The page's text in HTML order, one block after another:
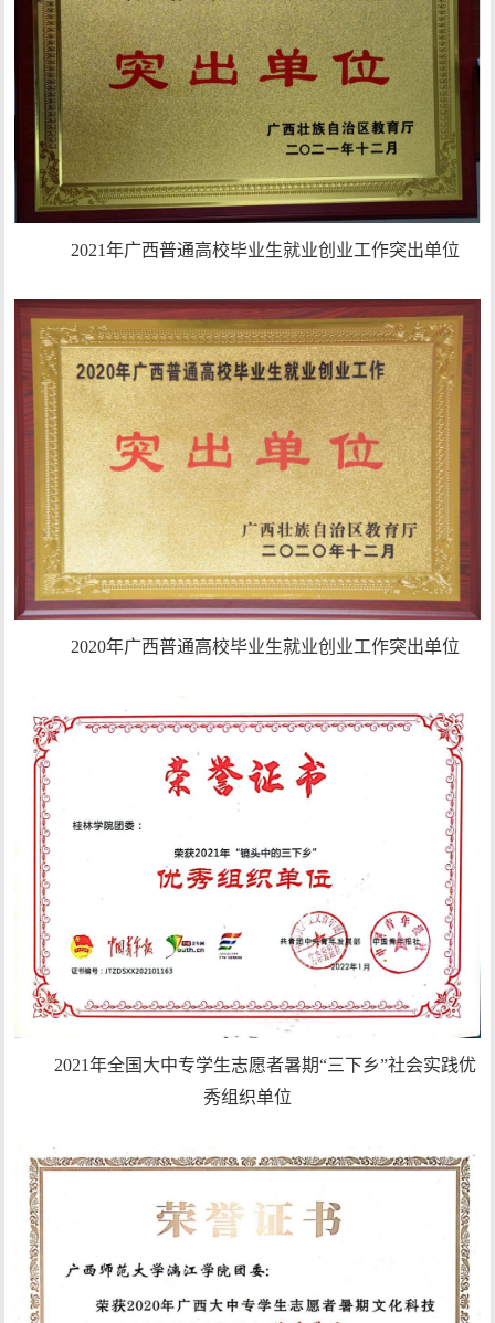
2021年广西普通高校毕业生就业创业工作突出单位
2020年广西普通高校毕业生就业创业工作突出单位
2021年全国大中专学生志愿者暑期“三下乡”社会实践优
秀组织单位